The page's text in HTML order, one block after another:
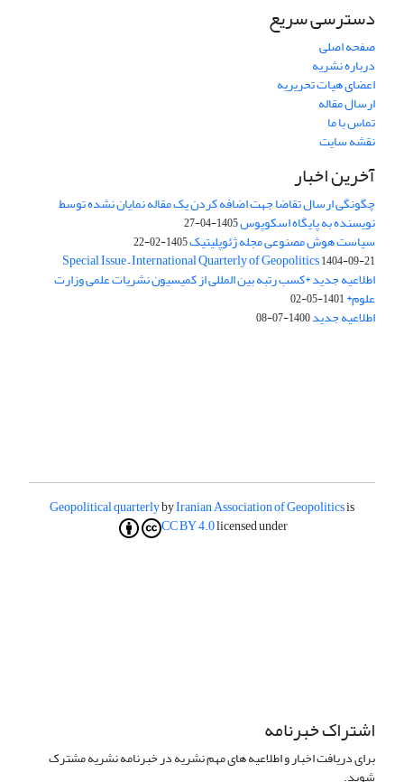
دسترسی سریع
صفحه اصلی
درباره نشریه
اعضای هیات تحریریه
ارسال مقاله
تماس با ما
نقشه سایت
آخرین اخبار
چگونگی ارسال تقاضا جهت اضافه کردن یک مقاله نمایان نشده توسط
نویسنده به پایگاه اسکوپوس1405-04-27
سیاست هوش مصنوعی مجله ژئوپلیتیک1405-02-22
Special Issue – International Quarterly of Geopolitics1404-09-21
اطلاعیه جدید *کسب رتبه بین المللی از کمیسیون نشریات علمی وزارت
علوم*1401-05-02
اطلاعیه جدید1400-07-08
Geopolitical quarterlybyIranian Association of Geopoliticsis
licensed under
CC BY 4.0
اشتراک خبرنامه
برای دریافت اخبار و اطلاعیه های مهم نشریه در خبرنامه نشریه مشترک